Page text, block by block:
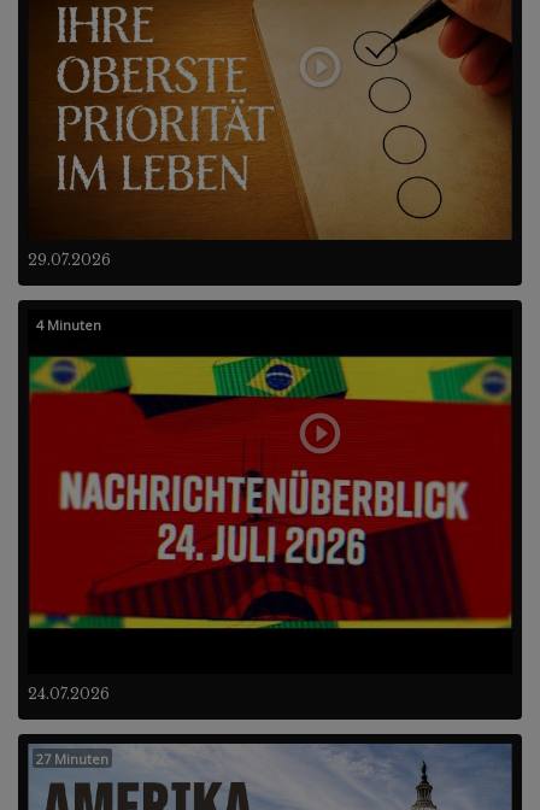
29.07.2026
24.07.2026
4 Minuten
27 Minuten